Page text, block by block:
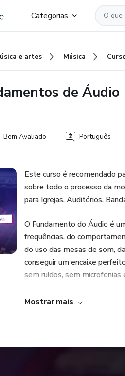
Categorias
e artes Música
de
Bem Avaliado Português
Este curso é recomendado
sobre todo o processo da
para Igrejas, Auditórios,
O Fundamento do Áudio é
frequências, do
do uso das mesas de som,
conseguir um encaixe
sem ruídos, sem microfonias
Se você nunca mexeu com
Mostrar mais